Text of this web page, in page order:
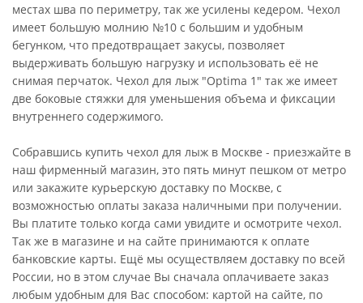
местах шва по периметру, так же усилены кедером. Чехол
имеет большую молнию №10 с большим и удобным
бегунком, что предотвращает закусы, позволяет
выдерживать большую нагрузку и использовать её не
снимая перчаток. Чехол для лыж "Optima 1" так же имеет
две боковые стяжки для уменьшения объема и фиксации
внутреннего содержимого.
Собравшись купить чехол для лыж в Москве - приезжайте в
наш фирменный магазин, это пять минут пешком от метро
или закажите курьерскую доставку по Москве, с
возможностью оплаты заказа наличными при получении.
Вы платите только когда сами увидите и осмотрите чехол.
Так же в магазине и на сайте принимаются к оплате
банковские карты. Ещё мы осуществляем доставку по всей
России, но в этом случае Вы сначала оплачиваете заказ
любым удобным для Вас способом: картой на сайте, по